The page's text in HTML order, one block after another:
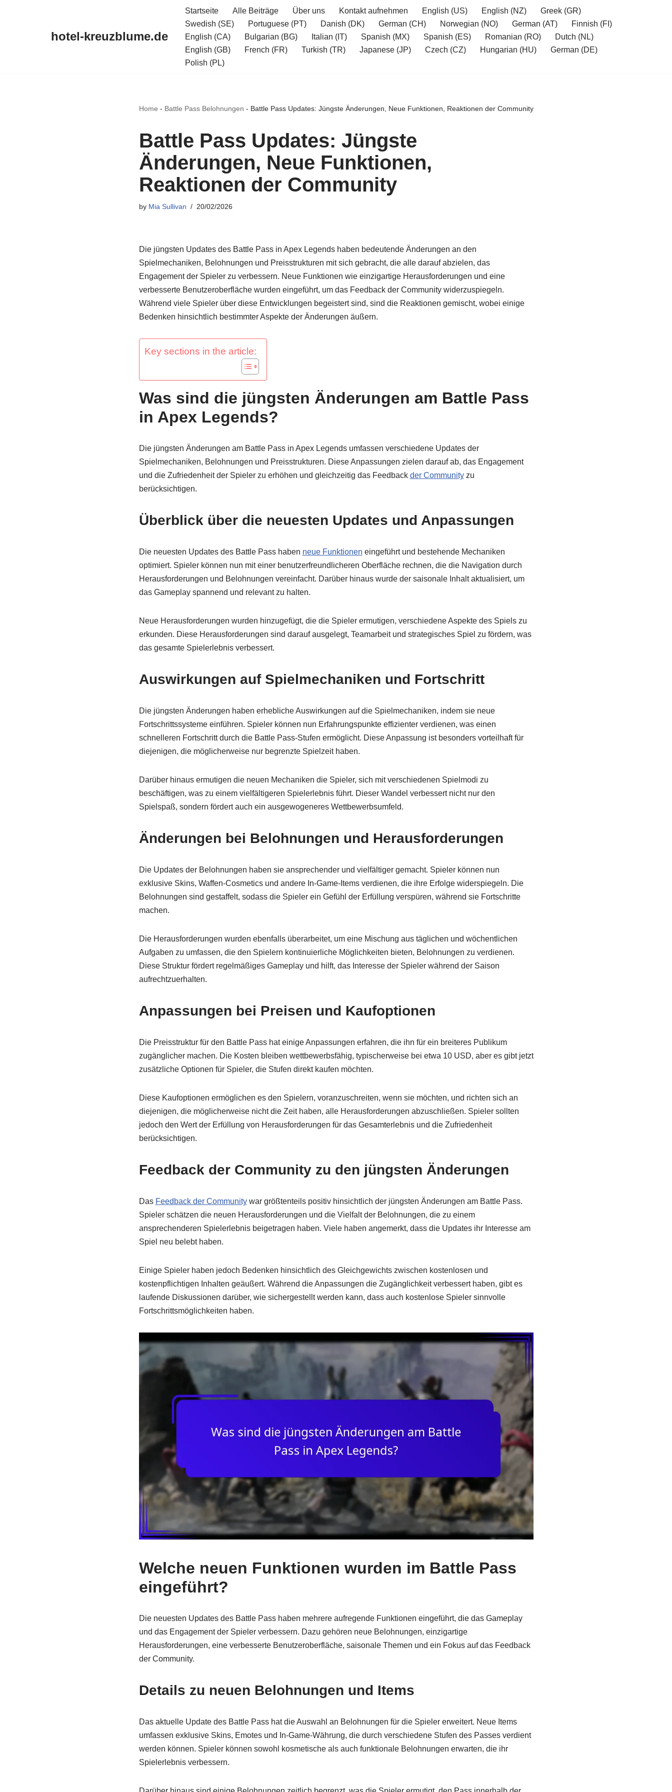
hotel-kreuzblume.de
Startseite Alle Beiträge Über uns Kontakt aufnehmen English (US) English (NZ)
Greek (GR)
Swedish (SE)
Portuguese (PT) Danish (DK) German (CH) Norwegian (NO) German (AT)
Finnish (FI)
English (CA)
Bulgarian (BG) Italian (IT) Spanish (MX) Spanish (ES) Romanian (RO)
Dutch (NL)
English (GB)
French (FR) Turkish (TR) Japanese (JP) Czech (CZ) Hungarian (HU)
German (DE)
Polish (PL)
Home - Battle Pass Belohnungen - Battle Pass Updates: Jüngste Änderungen, Neue Funktionen, Reaktionen der Community
Battle Pass Updates: Jüngste
Änderungen, Neue Funktionen,
Reaktionen der Community
by Mia Sullivan 20/02/2026
Die jüngsten Updates des Battle Pass in Apex Legends haben bedeutende Änderungen an den
Spielmechaniken, Belohnungen und Preisstrukturen mit sich gebracht, die alle darauf abzielen, das
Engagement der Spieler zu verbessern. Neue Funktionen wie einzigartige Herausforderungen und eine
verbesserte Benutzeroberfläche wurden eingeführt, um das Feedback der Community widerzuspiegeln.
Während viele Spieler über diese Entwicklungen begeistert sind, sind die Reaktionen gemischt, wobei einige
Bedenken hinsichtlich bestimmter Aspekte der Änderungen äußern.
Key sections in the article:
Was sind die jüngsten Änderungen am Battle Pass
in Apex Legends?
Die jüngsten Änderungen am Battle Pass in Apex Legends umfassen verschiedene Updates der
Spielmechaniken, Belohnungen und Preisstrukturen. Diese Anpassungen zielen darauf ab, das Engagement
und die Zufriedenheit der Spieler zu erhöhen und gleichzeitig das Feedback der Communityzu
berücksichtigen.
Überblick über die neuesten Updates und Anpassungen
Die neuesten Updates des Battle Pass haben neue Funktionen eingeführt und bestehende Mechaniken
optimiert. Spieler können nun mit einer benutzerfreundlicheren Oberfläche rechnen, die die Navigation durch
Herausforderungen und Belohnungen vereinfacht. Darüber hinaus wurde der saisonale Inhalt aktualisiert, um
das Gameplay spannend und relevant zu halten.
Neue Herausforderungen wurden hinzugefügt, die die Spieler ermutigen, verschiedene Aspekte des Spiels zu
erkunden. Diese Herausforderungen sind darauf ausgelegt, Teamarbeit und strategisches Spiel zu fördern, was
das gesamte Spielerlebnis verbessert.
Auswirkungen auf Spielmechaniken und Fortschritt
Die jüngsten Änderungen haben erhebliche Auswirkungen auf die Spielmechaniken, indem sie neue
Fortschrittssysteme einführen. Spieler können nun Erfahrungspunkte effizienter verdienen, was einen
schnelleren Fortschritt durch die Battle Pass-Stufen ermöglicht. Diese Anpassung ist besonders vorteilhaft für
diejenigen, die möglicherweise nur begrenzte Spielzeit haben.
Darüber hinaus ermutigen die neuen Mechaniken die Spieler, sich mit verschiedenen Spielmodi zu
beschäftigen, was zu einem vielfältigeren Spielerlebnis führt. Dieser Wandel verbessert nicht nur den
Spielspaß, sondern fördert auch ein ausgewogeneres Wettbewerbsumfeld.
Änderungen bei Belohnungen und Herausforderungen
Die Updates der Belohnungen haben sie ansprechender und vielfältiger gemacht. Spieler können nun
exklusive Skins, Waffen-Cosmetics und andere In-Game-Items verdienen, die ihre Erfolge widerspiegeln. Die
Belohnungen sind gestaffelt, sodass die Spieler ein Gefühl der Erfüllung verspüren, während sie Fortschritte
machen.
Die Herausforderungen wurden ebenfalls überarbeitet, um eine Mischung aus täglichen und wöchentlichen
Aufgaben zu umfassen, die den Spielern kontinuierliche Möglichkeiten bieten, Belohnungen zu verdienen.
Diese Struktur fördert regelmäßiges Gameplay und hilft, das Interesse der Spieler während der Saison
aufrechtzuerhalten.
Anpassungen bei Preisen und Kaufoptionen
Die Preisstruktur für den Battle Pass hat einige Anpassungen erfahren, die ihn für ein breiteres Publikum
zugänglicher machen. Die Kosten bleiben wettbewerbsfähig, typischerweise bei etwa 10 USD, aber es gibt jetzt
zusätzliche Optionen für Spieler, die Stufen direkt kaufen möchten.
Diese Kaufoptionen ermöglichen es den Spielern, voranzuschreiten, wenn sie möchten, und richten sich an
diejenigen, die möglicherweise nicht die Zeit haben, alle Herausforderungen abzuschließen. Spieler sollten
jedoch den Wert der Erfüllung von Herausforderungen für das Gesamterlebnis und die Zufriedenheit
berücksichtigen.
Feedback der Community zu den jüngsten Änderungen
Das Feedback der Communitywar größtenteils positiv hinsichtlich der jüngsten Änderungen am Battle Pass.
Spieler schätzen die neuen Herausforderungen und die Vielfalt der Belohnungen, die zu einem
ansprechenderen Spielerlebnis beigetragen haben. Viele haben angemerkt, dass die Updates ihr Interesse am
Spiel neu belebt haben.
Einige Spieler haben jedoch Bedenken hinsichtlich des Gleichgewichts zwischen kostenlosen und
kostenpflichtigen Inhalten geäußert. Während die Anpassungen die Zugänglichkeit verbessert haben, gibt es
laufende Diskussionen darüber, wie sichergestellt werden kann, dass auch kostenlose Spieler sinnvolle
Fortschrittsmöglichkeiten haben.
Welche neuen Funktionen wurden im Battle Pass
eingeführt?
Die neuesten Updates des Battle Pass haben mehrere aufregende Funktionen eingeführt, die das Gameplay
und das Engagement der Spieler verbessern. Dazu gehören neue Belohnungen, einzigartige
Herausforderungen, eine verbesserte Benutzeroberfläche, saisonale Themen und ein Fokus auf das Feedback
der Community.
Details zu neuen Belohnungen und Items
Das aktuelle Update des Battle Pass hat die Auswahl an Belohnungen für die Spieler erweitert. Neue Items
umfassen exklusive Skins, Emotes und In-Game-Währung, die durch verschiedene Stufen des Passes verdient
werden können. Spieler können sowohl kosmetische als auch funktionale Belohnungen erwarten, die ihr
Spielerlebnis verbessern.